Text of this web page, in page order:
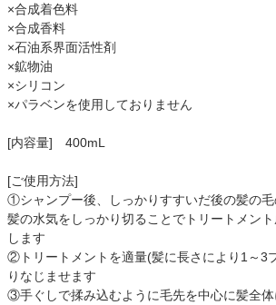
×合成着色料
×合成香料
×石油系界面活性剤
×鉱物油
×シリコン
×パラベンを使用しておりません
[内容量] 400mL
[ご使用方法]
①シャンプー後、しっかりすすいだ後の髪の
髪の水気をしっかり切ることでトリートメント
します
②トリートメントを適量(髪に長さにより1～3
りなじませます
③手ぐしで揉み込むように毛先を中心に髪全